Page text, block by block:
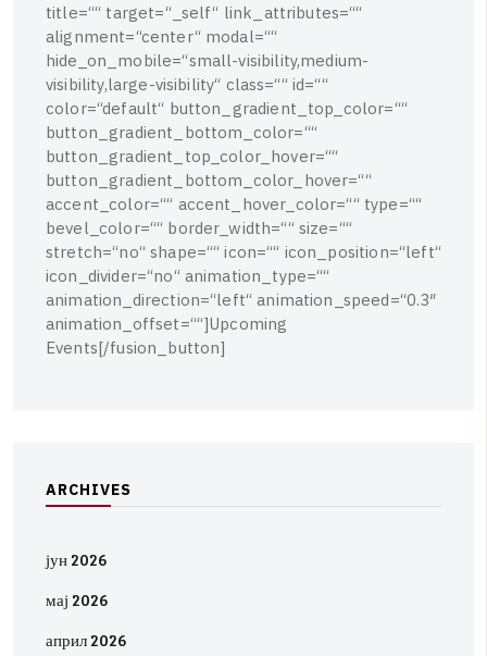
title=““ target=“_ self“ link attributes=““
alignment=“center“ modal=““
hide on mobile=“small-visibility,medium-
visibility,large-visibility“ class=““ id=““
color=“default“ button gradient top color=““
button _gradient bottom color=““
button _gradient top_color_ hover=““
button _gradient bottom color_ hover=““
accent _color=““ accent hover_ color=““ type=““
bevel_ color=““ border_width=““ size=““
stretch=“no“ shape=““ icon=““ icon position=“left“
icon divider=“no“ animation type=““
animation direction=“left“ animation speed=“0.3″
animation offset=““]Upcoming
Events[/fusion button]
ARCHIVES
јун 2026
мај 2026
април 2026